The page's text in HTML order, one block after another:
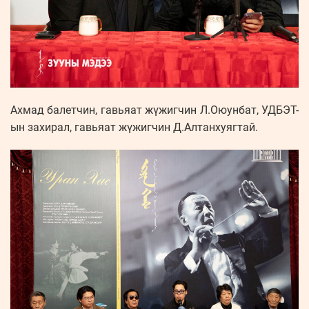
Ахмад балетчин, гавьяат жүжигчин Л.Оюунбат, УДБЭТ-
ын захирал, гавьяат жүжигчин Д.Алтанхуягтай.